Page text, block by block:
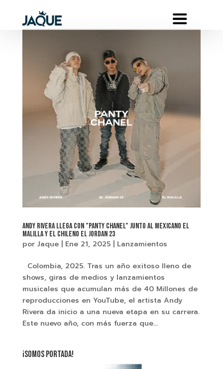
Andy Rivera llega con ”Panty Chanel” junto al mexicano El
Malilla y el chileno El Jordan 23
por Jaque| Ene 21, 2025| Lanzamientos
Colombia, 2025. Tras un año exitoso lleno de
shows, giras de medios y lanzamientos
musicales que acumulan más de 40 Millones de
reproducciones en YouTube, el artista Andy
Rivera da inicio a una nueva etapa en su carrera.
Este nuevo año, con más fuerza que...
¡SOMOS PORTADA!